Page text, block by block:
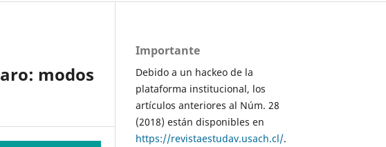
modos
Importante
Debido a un hackeo de la
plataforma institucional, los
artículos anteriores al Núm. 28
(2018) están disponibles en
https://revistaestudav.usach.cl/.